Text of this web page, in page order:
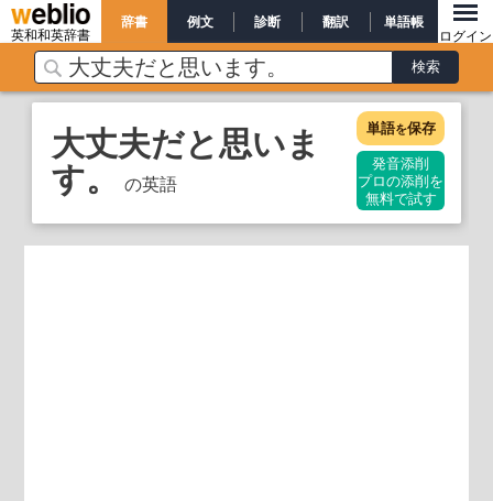
英和和英辞書
辞書 例文 診断 翻訳 単語帳
ログイン
大丈夫だと思いま
す。 の英語
単語を保存
発音添削
プロの添削を
無料で試す